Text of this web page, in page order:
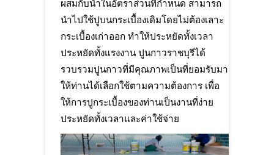
ผสมกับน้ำในอัตราส่วนที่กำหนด สามารถ
นำไปใช้ปูบนกระเบื้องเดิมโดยไม่ต้องเลาะ
กระเบื้องเก่าออก ทำให้ประหยัดทั้งเวลา
ประหยัดทั้งแรงงาน ปูนกาวราชบุรีได้
รวบรวมปูนกาวที่มีคุณภาพเป็นที่ยอมรับมา
ให้ท่านได้เลือกใช้ตามความต้องการ เพื่อ
ให้การปูกระเบื้องของท่านเป็นงานที่ง่าย
ประหยัดทั้งเวลาและค่าใช้จ่าย